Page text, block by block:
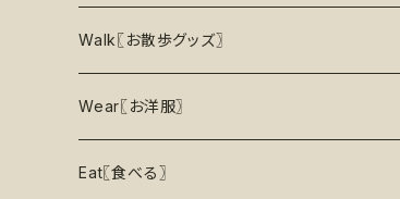
パズル
トレーニング
リックマット
5%OFF
10％OFF
おもちゃ
お洋服
リード・ハーネス・首輪
二度楽しめる！壊すと新しいおもちゃが出てくる！
ノーズワーク【Nosework】
知育玩具【Enrichment】
Walk〖お散歩グッズ〗
首輪
ハーネス
Wear〖お洋服〗
レインコート
Eat〖食べる〗